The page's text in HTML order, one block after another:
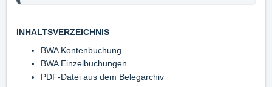
INHALTSVERZEICHNIS
BWA Kontenbuchung
BWA Einzelbuchungen
PDF-Datei aus dem Belegarchiv